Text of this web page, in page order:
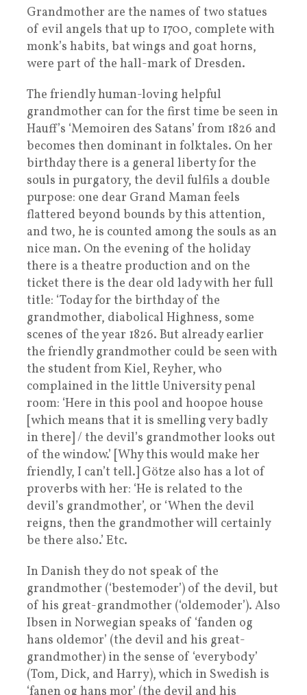
Grandmother are the names of two statues
of evil angels that up to 1700, complete with
monk’s habits, bat wings and goat horns,
were part of the hall-mark of Dresden.
The friendly human-loving helpful
grandmother can for the first time be seen in
Hauff’s ‘Memoiren des Satans’ from 1826 and
becomes then dominant in folktales. On her
birthday there is a general liberty for the
souls in purgatory, the devil fulfils a double
purpose: one dear Grand Maman feels
flattered beyond bounds by this attention,
and two, he is counted among the souls as an
nice man. On the evening of the holiday
there is a theatre production and on the
ticket there is the dear old lady with her full
title: ‘Today for the birthday of the
grandmother, diabolical Highness, some
scenes of the year 1826. But already earlier
the friendly grandmother could be seen with
the student from Kiel, Reyher, who
complained in the little University penal
room: ‘Here in this pool and hoopoe house
[which means that it is smelling very badly
in there] / the devil’s grandmother looks out
of the window.’ [Why this would make her
friendly, I can’t tell.] Götze also has a lot of
proverbs with her: ‘He is related to the
devil’s grandmother’, or ‘When the devil
reigns, then the grandmother will certainly
be there also.’ Etc.
In Danish they do not speak of the
grandmother (‘bestemoder’) of the devil, but
of his great-grandmother (‘oldemoder’). Also
Ibsen in Norwegian speaks of ‘fanden og
hans oldemor’ (the devil and his great-
grandmother) in the sense of ‘everybody’
(Tom, Dick, and Harry), which in Swedish is